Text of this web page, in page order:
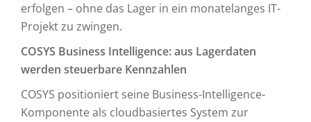
erfolgen – ohne das Lager in ein monatelanges IT-
Projekt zu zwingen.
COSYS Business Intelligence: aus Lagerdaten
werden steuerbare Kennzahlen
COSYS positioniert seine Business-Intelligence-
Komponente als cloudbasiertes System zur